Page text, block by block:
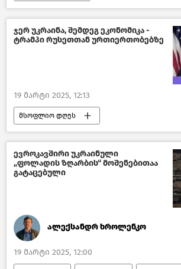
შემთხვევები საქართველოში
ახალი ამბები
ჯერ უკრაინა, შემდეგ ეკონომიკა -
ტრამპი რუსეთთან ურთიერთობებზე
19 მარტი 2025, 12:13
მსოფლიო დღეს
მსოფლიოს ახალი ამბები რუსეთი
აშშ ახალი ამბები
ევროკავშირი უკრაინული
„ფოლადის ზღარბის“ მოშენებითაა
გატაცებული
ალექსანდრ ხროლენკო
19 მარტი 2025, 12:00